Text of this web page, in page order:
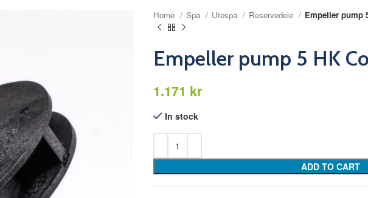
Home Spa Utespa Reservedele Empeller pump
Empeller pump 5 HK
kr
In stock
ADD TO CART